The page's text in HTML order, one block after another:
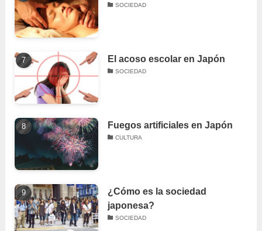
SOCIEDAD
El acoso escolar en Japón
SOCIEDAD
Fuegos artificiales en Japón
CULTURA
¿Cómo es la sociedad
japonesa?
SOCIEDAD